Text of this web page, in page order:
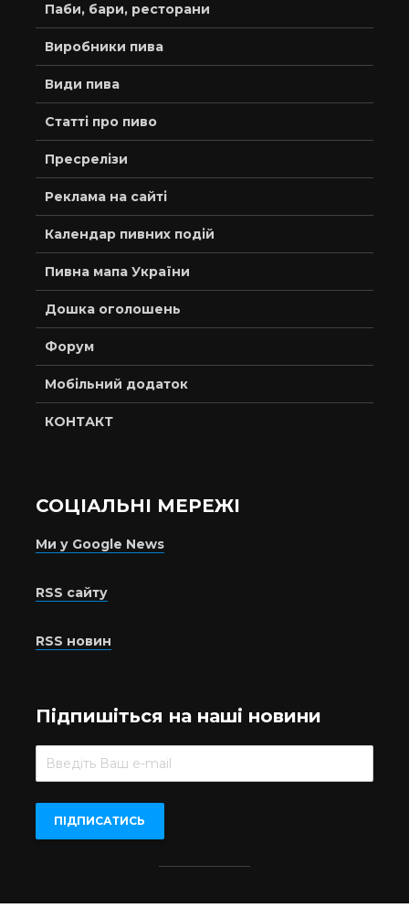
Паби, бари, ресторани
Виробники пива
Види пива
Статті про пиво
Пресрелізи
Реклама на сайті
Календар пивних подій
Пивна мапа України
Дошка оголошень
Форум
Мобільний додаток
КОНТАКТ
СОЦІАЛЬНІ МЕРЕЖІ
Ми у Google News
RSS сайту
RSS новин
Підпишіться на наші новини